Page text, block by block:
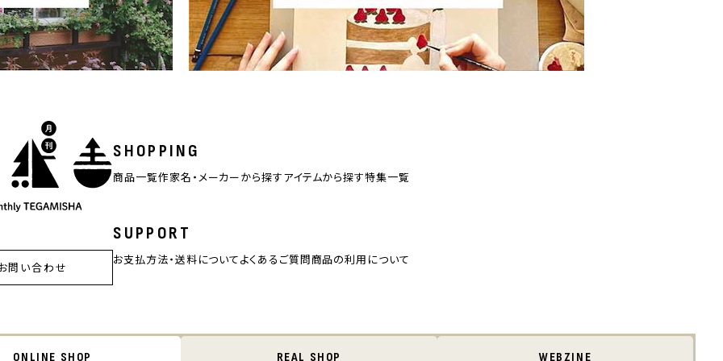
SHOPPING
商品一覧作家名・メーカーから探すアイテムから探す特集一覧
SUPPORT
お支払方法・送料についてよくあるご質問商品の利用について
問い合わせ
ONLINE SHOP REAL SHOP WEBZINE